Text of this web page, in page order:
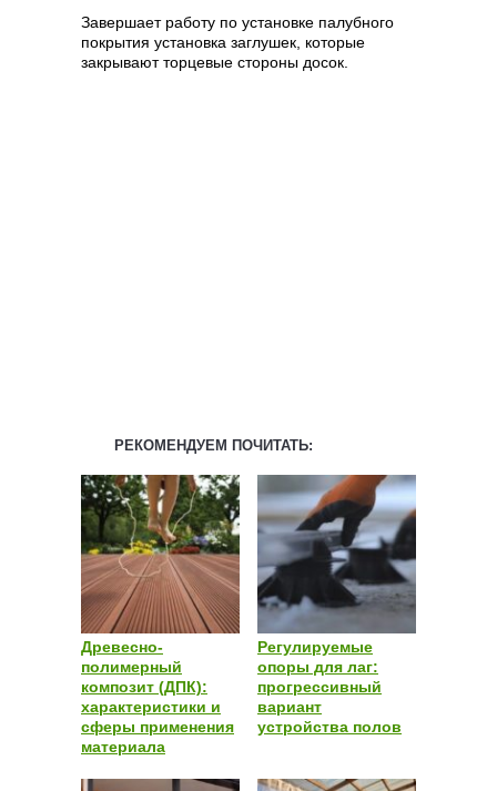
Завершает работу по установке палубного
покрытия установка заглушек, которые
закрывают торцевые стороны досок.
РЕКОМЕНДУЕМ ПОЧИТАТЬ:
Древесно-
полимерный
композит (ДПК):
характеристики и
сферы применения
материала
Регулируемые
опоры для лаг:
прогрессивный
вариант
устройства полов